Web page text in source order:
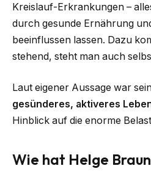
Kreislauf-Erkrankungen –
durch gesunde Ernährung
beeinflussen lassen. Dazu
stehend, steht man auch
Laut eigener Aussage war
gesünderes, aktiveres
Hinblick auf die enorme
Wie hat Helge